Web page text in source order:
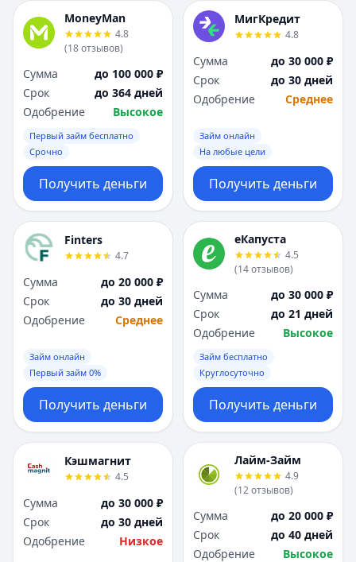
MoneyMan
4.8
(18отзывов)
Сумма
до 100 000 ₽
Срок
до 364 дней
Одобрение
Высокое
Первый займ бесплатно
Срочно
Получить деньги
МигКредит
4.8
Сумма
до 30 000 ₽
Срок
до 30 дней
Одобрение
Среднее
Займ онлайн
На любые цели
Получить деньги
Finters
4.7
Сумма
до 20 000 ₽
Срок
до 30 дней
Одобрение
Среднее
Займ онлайн
Первый займ 0%
Получить деньги
еКапуста
4.5
(14отзывов)
Сумма
до 30 000 ₽
Срок
до 21 дней
Одобрение
Высокое
Займ бесплатно
Круглосуточно
Получить деньги
Кэшмагнит
4.5
Сумма
до 30 000 ₽
Срок
до 30 дней
Одобрение
Низкое
Лайм-Займ
4.9
(12отзывов)
Сумма
до 20 000 ₽
Срок
до 40 дней
Одобрение
Высокое